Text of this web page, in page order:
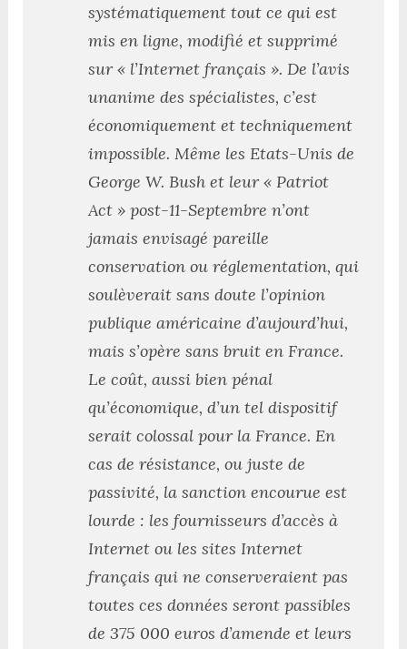
systématiquement tout ce qui est
mis en ligne, modifié et supprimé
sur « l’Internet français ». De l’avis
unanime des spécialistes, c’est
économiquement et techniquement
impossible. Même les Etats-Unis de
George W. Bush et leur « Patriot
Act » post-11-Septembre n’ont
jamais envisagé pareille
conservation ou réglementation, qui
soulèverait sans doute l’opinion
publique américaine d’aujourd’hui,
mais s’opère sans bruit en France.
Le coût, aussi bien pénal
qu’économique, d’un tel dispositif
serait colossal pour la France. En
cas de résistance, ou juste de
passivité, la sanction encourue est
lourde : les fournisseurs d’accès à
Internet ou les sites Internet
français qui ne conserveraient pas
toutes ces données seront passibles
de 375 000 euros d’amende et leurs